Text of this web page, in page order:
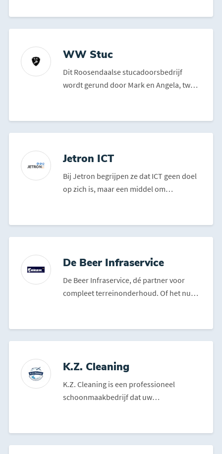
WW Stuc
Dit Roosendaalse stucadoorsbedrijf
wordt gerund door Mark en Angela, twee
Jetron ICT
Bij Jetron begrijpen ze dat ICT geen doel
op zich is, maar een middel om
De Beer Infraservice
De Beer Infraservice, dé partner voor
compleet terreinonderhoud. Of het nu
K.Z. Cleaning
K.Z. Cleaning is een professioneel
schoonmaakbedrijf dat uw